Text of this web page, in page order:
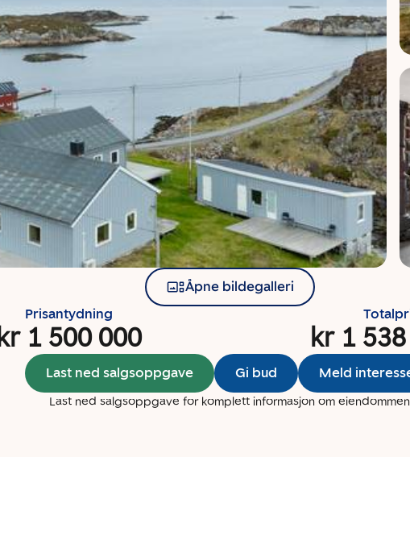
Åpne bildegalleri
Prisantydning
kr 1 500 000 kr 1
Last ned salgsoppgave Gi bud Meld
Last ned salgsoppgave for komplett informasjon om eiendommen